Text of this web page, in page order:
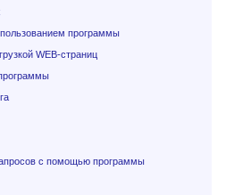
программы
WEB-страниц
с помощью программы